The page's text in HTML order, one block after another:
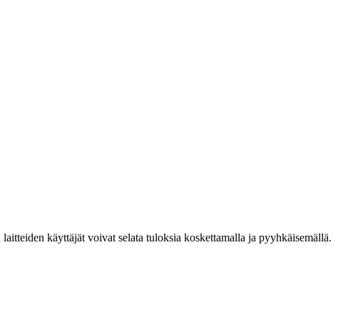
käyttäjät voivat selata tuloksia koskettamalla ja pyyhkäisemällä.